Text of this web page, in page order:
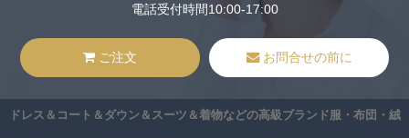
電話受付時間10:00-17:00
ご注文 お問合せの前に
ドレス＆コート＆ダウン＆スーツ＆着物などの高級ブランド服・布団・絨